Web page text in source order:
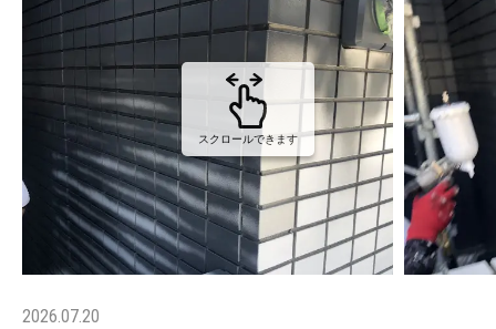
スクロールできます
2026.07.20